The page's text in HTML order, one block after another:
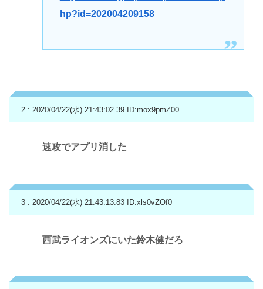
hp?id=202004209158
2 : 2020/04/22(水) 21:43:02.39 ID:mox9pmZ00
速攻でアプリ消した
3 : 2020/04/22(水) 21:43:13.83 ID:xls0vZOf0
西武ライオンズにいた鈴木健だろ